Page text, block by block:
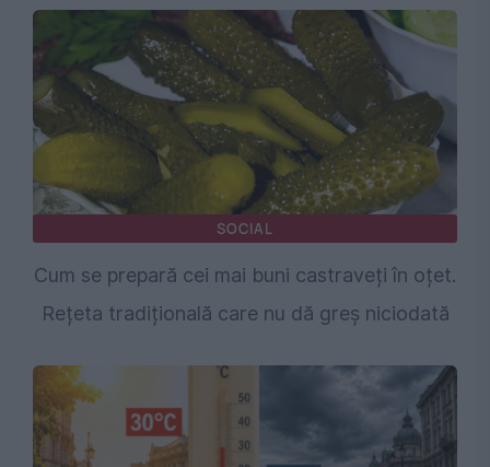
SOCIAL
Cum se prepară cei mai buni castraveți în oțet.
Rețeta tradițională care nu dă greș niciodată